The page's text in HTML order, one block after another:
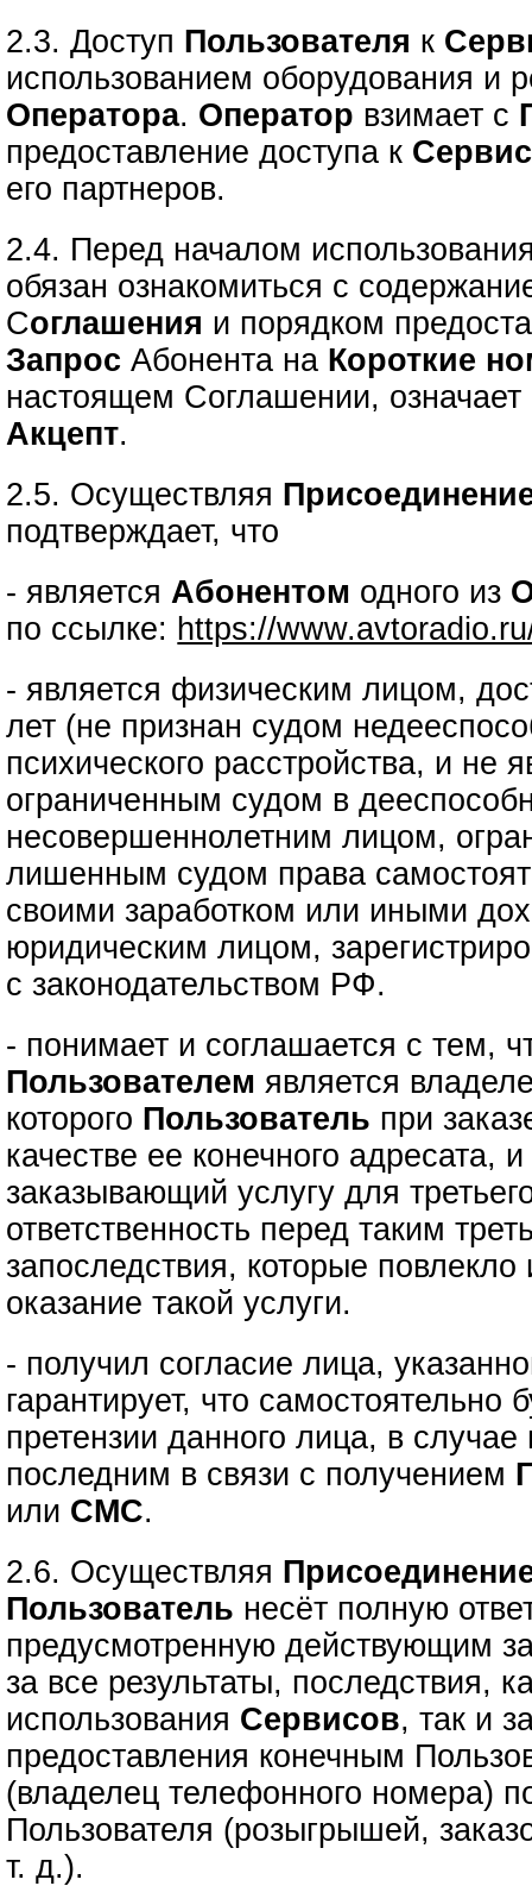
2.3. Доступ Пользователя к
использованием оборудования и
Оператора. Оператор взимает с
предоставление доступа к
его партнеров.
2.4. Перед началом
обязан ознакомиться с
Соглашения и порядком
ЗапросАбонента на Короткие
настоящем Соглашении, означает
Акцепт.
2.5. Осуществляя
подтверждает, что
- являетсяАбонентом одного из
по ссылке: https://
- является физическим лицом,
лет (не признан судом
психического расстройства, и не
ограниченным судом в
несовершеннолетним лицом,
лишенным судом права
своими заработком или иными
юридическим лицом,
с законодательством РФ.
- понимает и соглашается с тем,
Пользователем является
которого Пользователь при
качестве ее конечного адресата,
заказывающий услугу для
ответственность перед таким
запоследствия, которые
оказание такой услуги.
- получил согласие лица,
гарантирует, что самостоятельно
претензии данного лица, в
последним в связи с получением
или СМС.
2.6. Осуществляя
Пользователь несёт полную
предусмотренную действующим
за все результаты, последствия,
использования Сервисов, так и
предоставления конечным
(владелец телефонного номера)
Пользователя (розыгрышей,
т. д.).